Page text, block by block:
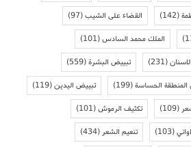
(142) القضاء على الشيب(97)
الملك محمد السادس(101)
(231) تبييض البشرة(559)
الحساسة(199) تبييض اليدين(119)
(109) تكثيف الرموش(101)
(103) تنعيم الشعر(434)